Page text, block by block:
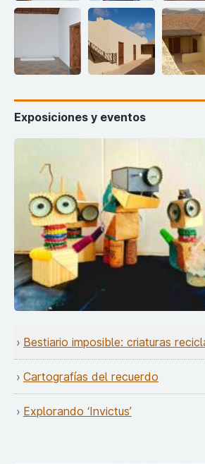
Exposiciones y eventos
Bestiario imposible: criaturas
Cartografías del recuerdo
Explorando ‘Invictus’